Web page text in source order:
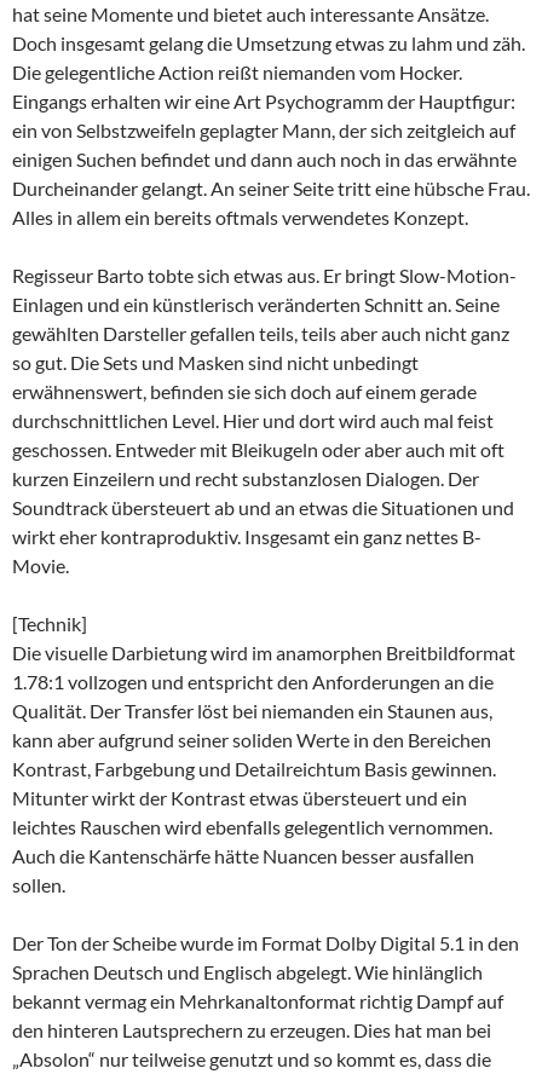
hat seine Momente und bietet auch interessante Ansätze.
Doch insgesamt gelang die Umsetzung etwas zu lahm und zäh.
Die gelegentliche Action reißt niemanden vom Hocker.
Eingangs erhalten wir eine Art Psychogramm der Hauptfigur:
ein von Selbstzweifeln geplagter Mann, der sich zeitgleich auf
einigen Suchen befindet und dann auch noch in das erwähnte
Durcheinander gelangt. An seiner Seite tritt eine hübsche Frau.
Alles in allem ein bereits oftmals verwendetes Konzept.
Regisseur Barto tobte sich etwas aus. Er bringt Slow-Motion-
Einlagen und ein künstlerisch veränderten Schnitt an. Seine
gewählten Darsteller gefallen teils, teils aber auch nicht ganz
so gut. Die Sets und Masken sind nicht unbedingt
erwähnenswert, befinden sie sich doch auf einem gerade
durchschnittlichen Level. Hier und dort wird auch mal feist
geschossen. Entweder mit Bleikugeln oder aber auch mit oft
kurzen Einzeilern und recht substanzlosen Dialogen. Der
Soundtrack übersteuert ab und an etwas die Situationen und
wirkt eher kontraproduktiv. Insgesamt ein ganz nettes B-
Movie.
[Technik]
Die visuelle Darbietung wird im anamorphen Breitbildformat
1.78:1 vollzogen und entspricht den Anforderungen an die
Qualität. Der Transfer löst bei niemanden ein Staunen aus,
kann aber aufgrund seiner soliden Werte in den Bereichen
Kontrast, Farbgebung und Detailreichtum Basis gewinnen.
Mitunter wirkt der Kontrast etwas übersteuert und ein
leichtes Rauschen wird ebenfalls gelegentlich vernommen.
Auch die Kantenschärfe hätte Nuancen besser ausfallen
sollen.
Der Ton der Scheibe wurde im Format Dolby Digital 5.1 in den
Sprachen Deutsch und Englisch abgelegt. Wie hinlänglich
bekannt vermag ein Mehrkanaltonformat richtig Dampf auf
den hinteren Lautsprechern zu erzeugen. Dies hat man bei
„Absolon“ nur teilweise genutzt und so kommt es, dass die